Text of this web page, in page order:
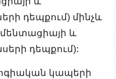
դեպքում) մինչև
և
դեպքում):
կապերի